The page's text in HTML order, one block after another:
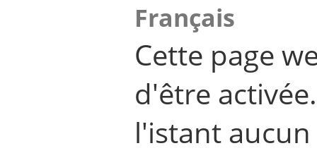
Français
Cette page
d'être
l'istant